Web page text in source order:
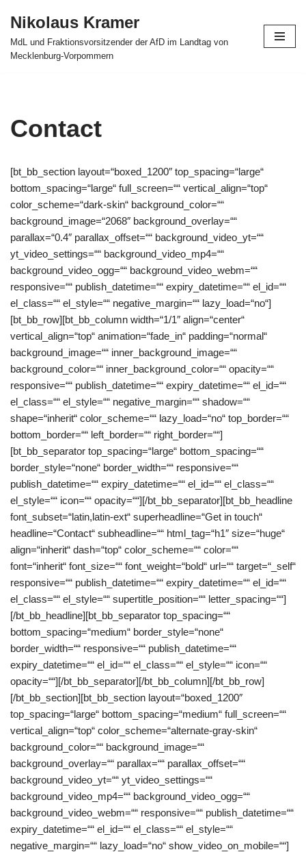
Zum
Inhalt
Nikolaus Kramer
MdL und Fraktionsvorsitzender der AfD im Landtag von
Mecklenburg-Vorpommern
Contact
[bt_bb_section layout=“boxed_1200″ top_spacing=“large“
bottom_spacing=“large“ full_screen=““ vertical_align=“top“
color_scheme=“dark-skin“ background_color=““
background_image=“2068″ background_overlay=““
parallax=“0.4″ parallax_offset=““ background_video_yt=““
yt_video_settings=““ background_video_mp4=““
background_video_ogg=““ background_video_webm=““
responsive=““ publish_datetime=““ expiry_datetime=““ el_id=““
el_class=““ el_style=““ negative_margin=““ lazy_load=“no“]
[bt_bb_row][bt_bb_column width=“1/1″ align=“center“
vertical_align=“top“ animation=“fade_in“ padding=“normal“
background_image=““ inner_background_image=““
background_color=““ inner_background_color=““ opacity=““
responsive=““ publish_datetime=““ expiry_datetime=““ el_id=““
el_class=““ el_style=““ negative_margin=““ shadow=““
shape=“inherit“ color_scheme=““ lazy_load=“no“ top_border=““
bottom_border=““ left_border=““ right_border=““]
[bt_bb_separator top_spacing=“large“ bottom_spacing=““
border_style=“none“ border_width=““ responsive=““
publish_datetime=““ expiry_datetime=““ el_id=““ el_class=““
el_style=““ icon=““ opacity=““][/bt_bb_separator][bt_bb_headline
font_subset=“latin,latin-ext“ superheadline=“Get in touch“
headline=“Contact“ subheadline=““ html_tag=“h1″ size=“huge“
align=“inherit“ dash=“top“ color_scheme=““ color=““
font=“inherit“ font_size=““ font_weight=“bold“ url=““ target=“_self“
responsive=““ publish_datetime=““ expiry_datetime=““ el_id=““
el_class=““ el_style=““ supertitle_position=““ letter_spacing=““]
[/bt_bb_headline][bt_bb_separator top_spacing=““
bottom_spacing=“medium“ border_style=“none“
border_width=““ responsive=““ publish_datetime=““
expiry_datetime=““ el_id=““ el_class=““ el_style=““ icon=““
opacity=““][/bt_bb_separator][/bt_bb_column][/bt_bb_row]
[/bt_bb_section][bt_bb_section layout=“boxed_1200″
top_spacing=“large“ bottom_spacing=“medium“ full_screen=““
vertical_align=“top“ color_scheme=“alternate-gray-skin“
background_color=““ background_image=““
background_overlay=““ parallax=““ parallax_offset=““
background_video_yt=““ yt_video_settings=““
background_video_mp4=““ background_video_ogg=““
background_video_webm=““ responsive=““ publish_datetime=““
expiry_datetime=““ el_id=““ el_class=““ el_style=““
negative_margin=““ lazy_load=“no“ show_video_on_mobile=““]